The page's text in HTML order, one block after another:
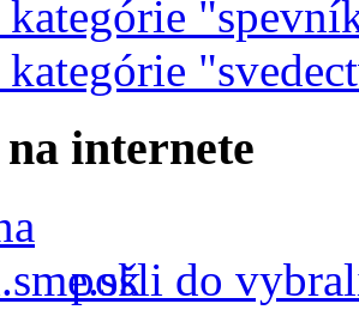
kategórie
kategórie
internete
pošli do